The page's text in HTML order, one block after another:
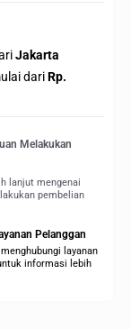
Jakarta
dariRp.
Melakukan
lanjut mengenai
pembelian
Pelanggan
layanan
informasi lebih